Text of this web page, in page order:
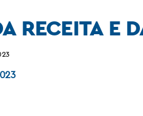
RECEITA E